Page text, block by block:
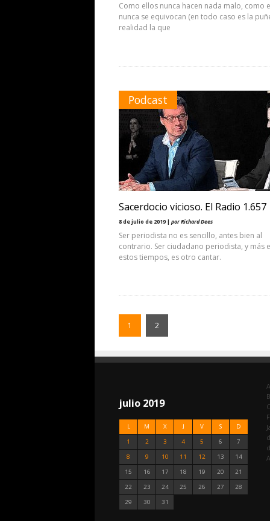
Como ellos nunca hacen nada malo, como
nunca se equivocan (en todo caso es la
realidad la que
Podcast
Sacerdocio vicioso. El Radio 1.657
8 de julio de 2019 | por Richard Dees
Ser periodista no es sencillo, antes bien al
contrario. Ser ciudadano periodista, y más
estos tiempos, es otro cantar.
1 2
julio 2019
L M X J V S D
1 2 3 4 5 6
7
8
9 10 11 12 13
14
15
16 17 18 19 20
21
22
23 24 25 26 27
28
29
30 31